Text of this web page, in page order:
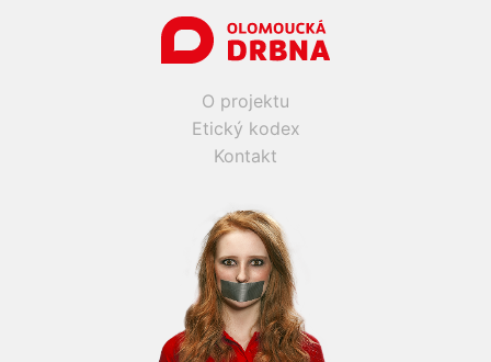
O projektu
Etický kodex
Kontakt